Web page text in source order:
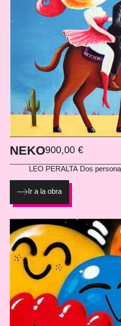
NEKO900,00 €
LEO PERALTA
cinematográfica y con ese
escena en un pequeño cuento visual.
Ir a la obra